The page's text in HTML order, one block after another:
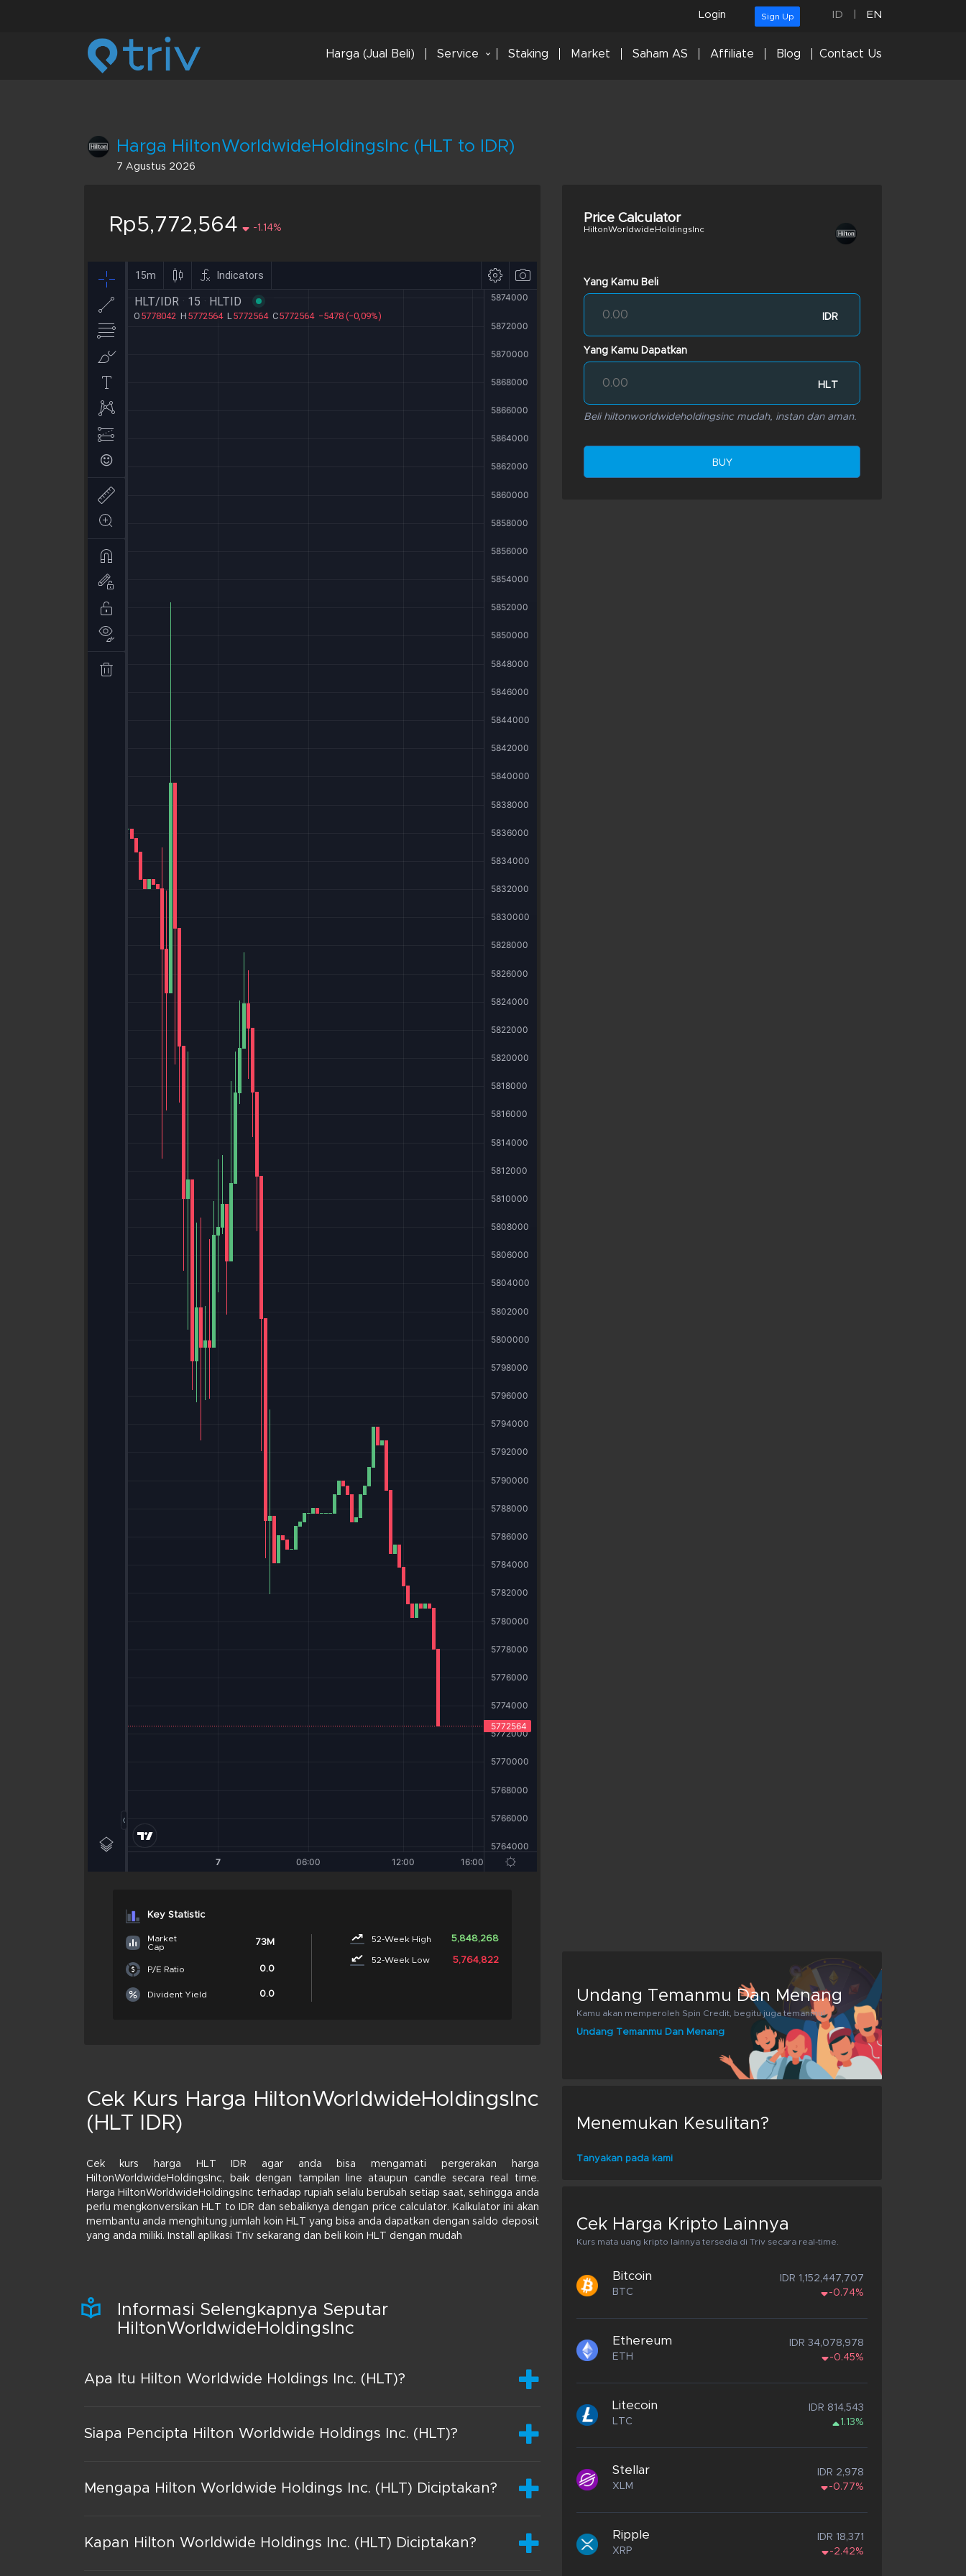
Login Sign Up ID EN
Harga (Jual Beli) Service Staking Market Saham AS Affiliate Blog Contact Us
Harga HiltonWorldwideHoldingsInc (HLT to IDR)
7 Agustus 2026
Rp5,772,564 -1.14%
Key Statistic
Market
Cap
73M
P/E Ratio 0.0
Divident Yield 0.0
52-Week High 5,848,268
52-Week Low 5,764,822
Price Calculator
HiltonWorldwideHoldingsInc
Yang Kamu Beli
IDR
Yang Kamu Dapatkan
HLT
Beli hiltonworldwideholdingsinc mudah, instan dan aman.
BUY
Cek Kurs Harga HiltonWorldwideHoldingsInc
(HLT IDR)
Cek kurs harga HLT IDR agar anda bisa mengamati pergerakan harga
HiltonWorldwideHoldingsInc, baik dengan tampilan line ataupun candle secara real time.
Harga HiltonWorldwideHoldingsInc terhadap rupiah selalu berubah setiap saat, sehingga anda
perlu mengkonversikan HLT to IDR dan sebaliknya dengan price calculator. Kalkulator ini akan
membantu anda menghitung jumlah koin HLT yang bisa anda dapatkan dengan saldo deposit
yang anda miliki. Install aplikasi Triv sekarang dan beli koin HLT dengan mudah
Informasi Selengkapnya Seputar
HiltonWorldwideHoldingsInc
Apa Itu Hilton Worldwide Holdings Inc. (HLT)?
Siapa Pencipta Hilton Worldwide Holdings Inc. (HLT)?
Mengapa Hilton Worldwide Holdings Inc. (HLT) Diciptakan?
Kapan Hilton Worldwide Holdings Inc. (HLT) Diciptakan?
Undang Temanmu Dan Menang
Kamu akan memperoleh Spin Credit, begitu juga temanmu!
Undang Temanmu Dan Menang
Menemukan Kesulitan?
Tanyakan pada kami
Cek Harga Kripto Lainnya
Kurs mata uang kripto lainnya tersedia di Triv secara real-time.
Bitcoin
BTC
IDR 1,152,447,707
-0.74%
Ethereum
ETH
IDR 34,078,978
-0.45%
Litecoin
LTC
IDR 814,543
1.13%
Stellar
XLM
IDR 2,978
-0.77%
Ripple
XRP
IDR 18,371
-2.42%